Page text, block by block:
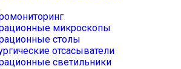
микроскопы
столы
отсасыватели
светильники